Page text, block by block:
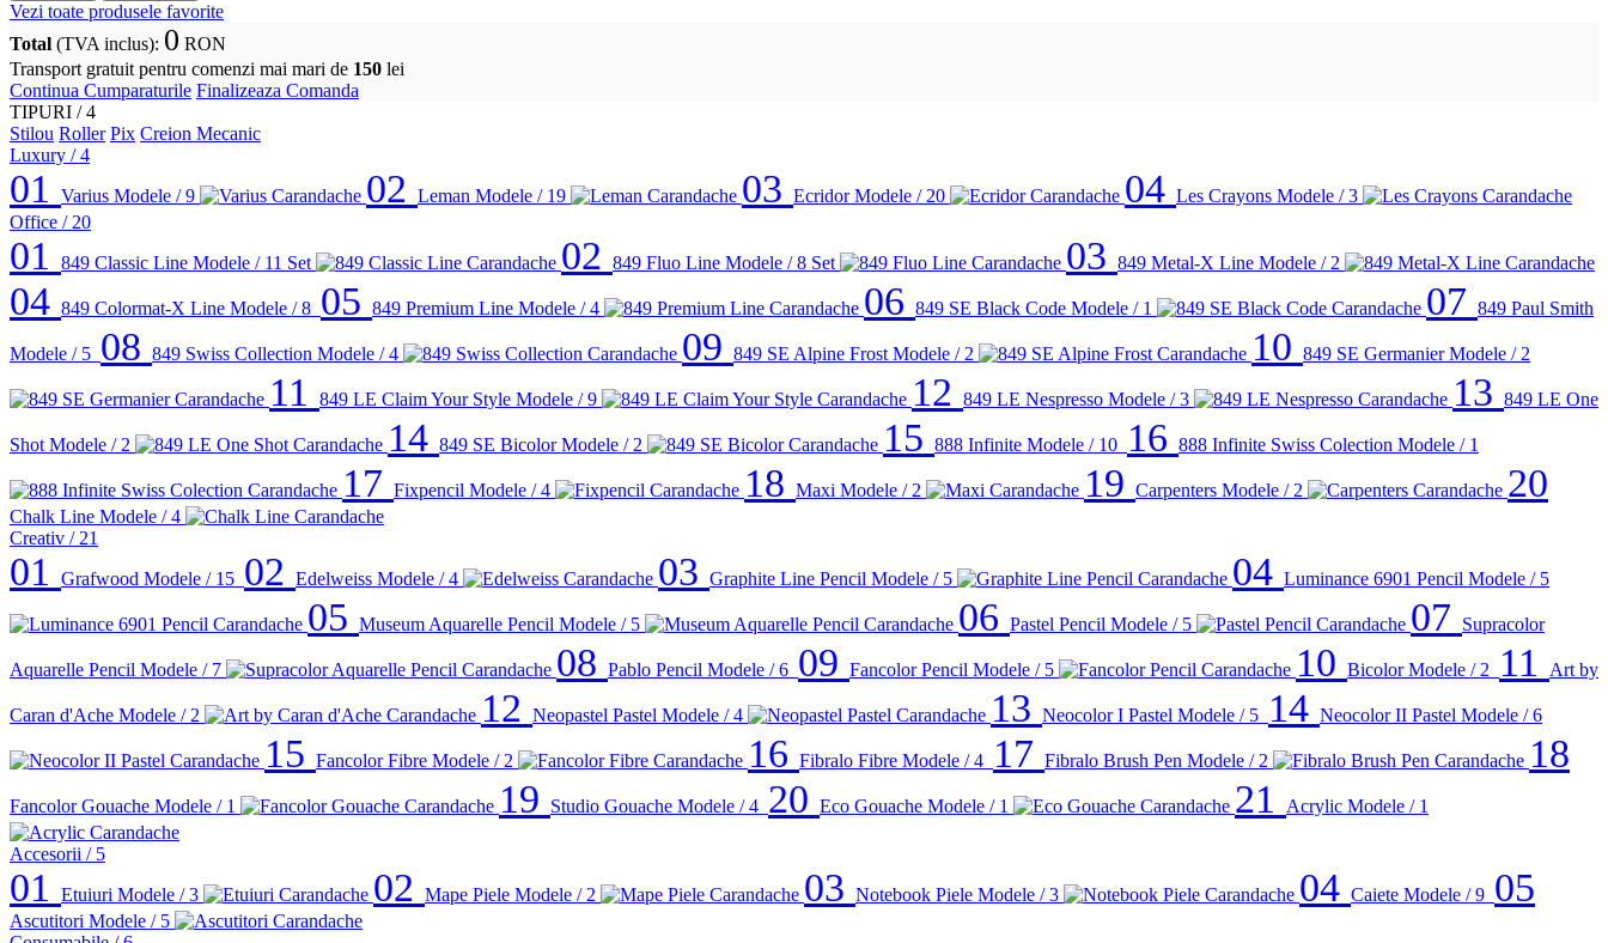
Vezi toate produsele favorite
Total (TVA inclus): 0 RON
Transport gratuit pentru comenzi mai mari de 150 lei
Continua Cumparaturile Finalizeaza Comanda
TIPURI /4
Stilou Roller Pix Creion Mecanic
Luxury / 4
01 Varius Modele / 9 02 Leman Modele / 19 03 Ecridor Modele / 20 04 Les Crayons Modele / 3
Office / 20
01 849 Classic Line Modele / 11 Set 02 849 Fluo Line Modele / 8 Set 03 849 Metal-X Line Modele / 2
04 849 Colormat-X Line Modele / 8 05 849 Premium Line Modele / 4 06 849 SE Black Code Modele / 1 07 849 Paul Smith
Modele / 5 08 849 Swiss Collection Modele / 4 09 849 SE Alpine Frost Modele / 2 10 849 SE Germanier Modele / 2
11 849 LE Claim Your Style Modele / 9 12 849 LE Nespresso Modele / 3 13 849 LE One
Shot Modele / 2 14 849 SE Bicolor Modele / 2 15 888 Infinite Modele / 10 16 888 Infinite Swiss Colection Modele / 1
17 Fixpencil Modele / 4 18 Maxi Modele / 2 19 Carpenters Modele / 2 20
Chalk Line Modele / 4
Creativ / 21
01 Grafwood Modele / 15 02 Edelweiss Modele / 4 03 Graphite Line Pencil Modele / 5 04 Luminance 6901 Pencil Modele / 5
05 Museum Aquarelle Pencil Modele / 5 06 Pastel Pencil Modele / 5 07 Supracolor
Aquarelle Pencil Modele / 7 08 Pablo Pencil Modele / 6 09 Fancolor Pencil Modele / 5 10 Bicolor Modele / 2 11 Art by
Caran d'Ache Modele / 2 12 Neopastel Pastel Modele / 4 13 Neocolor I Pastel Modele / 5 14 Neocolor II Pastel Modele / 6
15 Fancolor Fibre Modele / 2 16 Fibralo Fibre Modele / 4 17 Fibralo Brush Pen Modele / 2 18
Fancolor Gouache Modele / 1 19 Studio Gouache Modele / 4 20 Eco Gouache Modele / 1 21 Acrylic Modele / 1
Accesorii / 5
01 Etuiuri Modele / 3 02 Mape Piele Modele / 2 03 Notebook Piele Modele / 3 04 Caiete Modele / 9 05
Ascutitori Modele / 5